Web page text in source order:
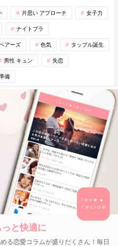
片思い アプローチ 女子力
ナイトブラ
アーズ 色気 タップル誕生
男性 キュン 失恋
備
と快適に
る恋愛コラムが盛りだくさん！毎日